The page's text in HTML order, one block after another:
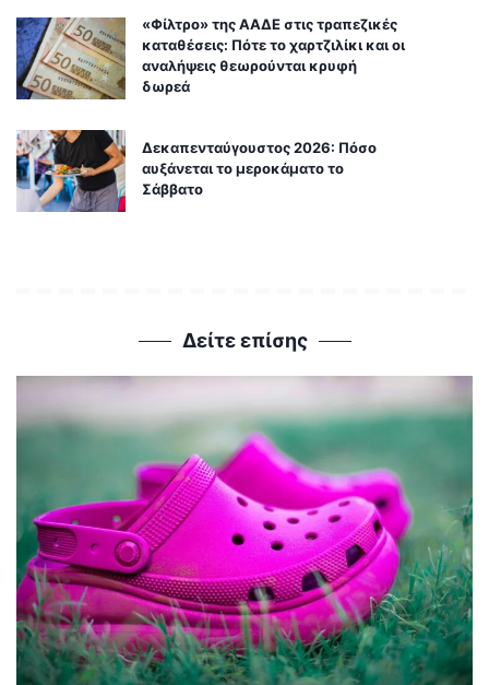
«Φίλτρο» της ΑΑΔΕ στις τραπεζικές
καταθέσεις: Πότε το χαρτζιλίκι και οι
αναλήψεις θεωρούνται κρυφή
δωρεά
Δεκαπενταύγουστος 2026: Πόσο
αυξάνεται το μεροκάματο το
Σάββατο
Δείτε επίσης